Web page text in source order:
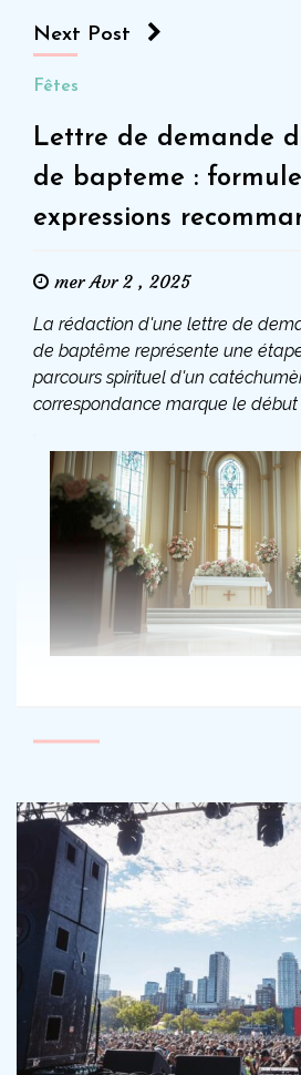
Next Post
Fêtes
Lettre de demande
de bapteme :
expressions
mer Avr 2 , 2025
La rédaction d'une lettre de
de baptême représente une
parcours spirituel d'un
correspondance marque le début